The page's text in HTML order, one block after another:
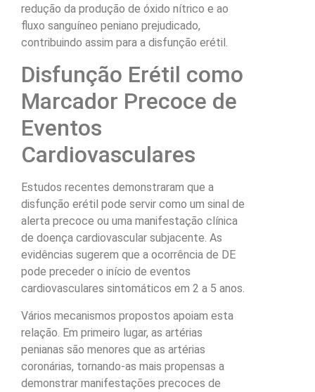
redução da produção de óxido nítrico e ao
fluxo sanguíneo peniano prejudicado,
contribuindo assim para a disfunção erétil.
Disfunção Erétil como
Marcador Precoce de
Eventos
Cardiovasculares
Estudos recentes demonstraram que a
disfunção erétil pode servir como um sinal de
alerta precoce ou uma manifestação clínica
de doença cardiovascular subjacente. As
evidências sugerem que a ocorrência de DE
pode preceder o início de eventos
cardiovasculares sintomáticos em 2 a 5 anos.
Vários mecanismos propostos apoiam esta
relação. Em primeiro lugar, as artérias
penianas são menores que as artérias
coronárias, tornando-as mais propensas a
demonstrar manifestações precoces de